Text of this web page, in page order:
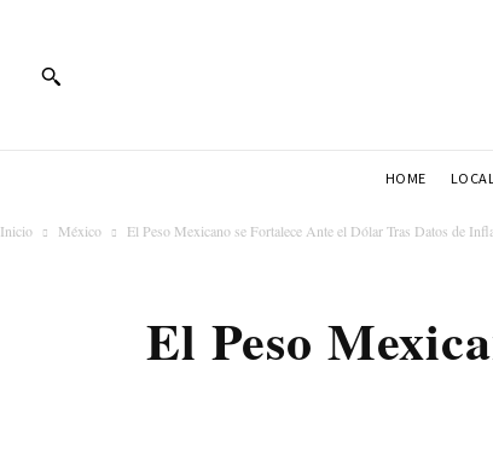
HOME
Inicio México El Peso Mexicano se Fortalece Ante el Dólar Tras Datos de
El Peso